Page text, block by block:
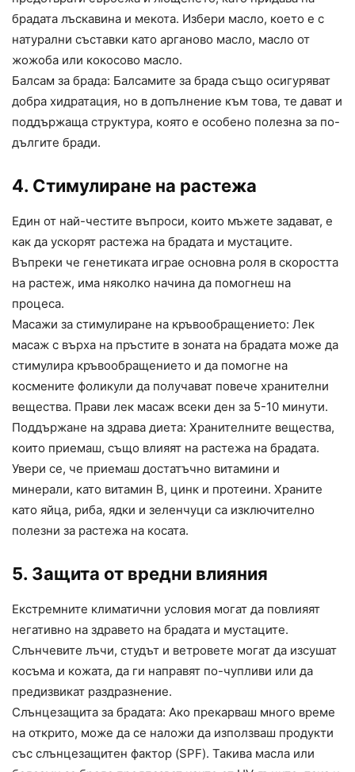
брадата лъскавина и мекота. Избери масло, което е с
натурални съставки като арганово масло, масло от
жожоба или кокосово масло.
Балсам за брада: Балсамите за брада също осигуряват
добра хидратация, но в допълнение към това, те дават и
поддържаща структура, която е особено полезна за по-
дългите бради.
4. Стимулиране на растежа
Един от най-честите въпроси, които мъжете задават, е
как да ускорят растежа на брадата и мустаците.
Въпреки че генетиката играе основна роля в скоростта
на растеж, има няколко начина да помогнеш на
процеса.
Масажи за стимулиране на кръвообращението: Лек
масаж с върха на пръстите в зоната на брадата може да
стимулира кръвообращението и да помогне на
космените фоликули да получават повече хранителни
вещества. Прави лек масаж всеки ден за 5-10 минути.
Поддържане на здрава диета: Хранителните вещества,
които приемаш, също влияят на растежа на брадата.
Увери се, че приемаш достатъчно витамини и
минерали, като витамин B, цинк и протеини. Храните
като яйца, риба, ядки и зеленчуци са изключително
полезни за растежа на косата.
5. Защита от вредни влияния
Екстремните климатични условия могат да повлияят
негативно на здравето на брадата и мустаците.
Слънчевите лъчи, студът и ветровете могат да изсушат
косъма и кожата, да ги направят по-чупливи или да
предизвикат раздразнение.
Слънцезащита за брадата: Ако прекарваш много време
на открито, може да се наложи да използваш продукти
със слънцезащитен фактор (SPF). Такива масла или